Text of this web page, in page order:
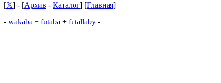
[𝕏] - [Архив - Каталог] [Главная]
- wakaba + futaba + futallaby -